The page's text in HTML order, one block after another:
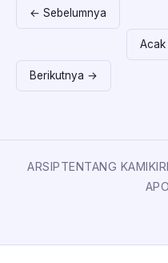
← Sebelumnya
Acak
Berikutnya →
ARSIPTENTANG KAMI